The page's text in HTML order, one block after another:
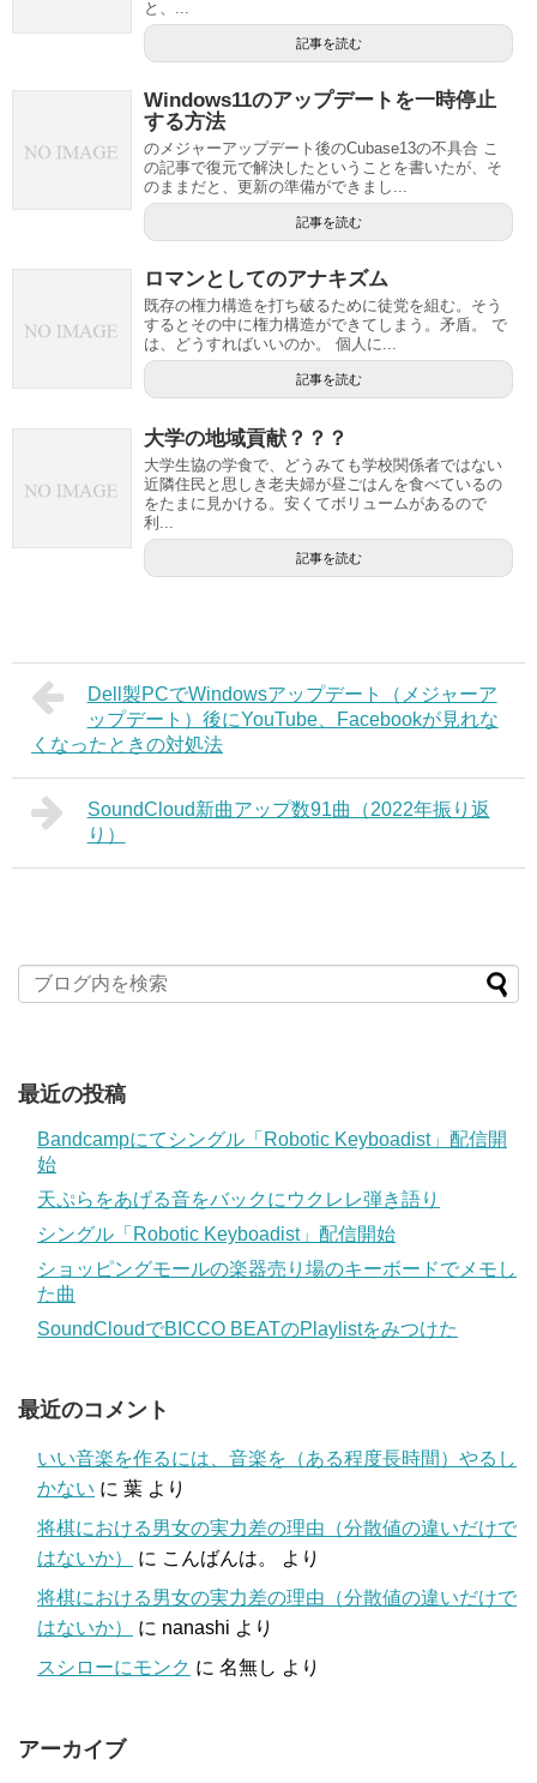
と、...
記事を読む
Windows11のアップデートを一時停止
する方法
のメジャーアップデート後のCubase13の不具合 こ
の記事で復元で解決したということを書いたが、そ
のままだと、更新の準備ができまし...
記事を読む
ロマンとしてのアナキズム
既存の権力構造を打ち破るために徒党を組む。そう
するとその中に権力構造ができてしまう。矛盾。 で
は、どうすればいいのか。 個人に...
記事を読む
大学の地域貢献？？？
大学生協の学食で、どうみても学校関係者ではない
近隣住民と思しき老夫婦が昼ごはんを食べているの
をたまに見かける。安くてボリュームがあるので
利...
記事を読む
Dell製PCでWindowsアップデート（メジャーア
ップデート）後にYouTube、Facebookが見れな
くなったときの対処法
SoundCloud新曲アップ数91曲（2022年振り返
り）
最近の投稿
Bandcampにてシングル「Robotic Keyboadist」配信開
始
天ぷらをあげる音をバックにウクレレ弾き語り
シングル「Robotic Keyboadist」配信開始
ショッピングモールの楽器売り場のキーボードでメモし
た曲
SoundCloudでBICCO BEATのPlaylistをみつけた
最近のコメント
いい音楽を作るには、音楽を（ある程度長時間）やるし
かない に 葉 より
将棋における男女の実力差の理由（分散値の違いだけで
はないか）
に こんばんは。
より
将棋における男女の実力差の理由（分散値の違いだけで
はないか）
に nanashi より
スシローにモンク に 名無し より
アーカイブ